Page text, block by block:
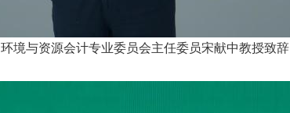
环境与资源会计专业委员会主任委员宋献中教授致辞